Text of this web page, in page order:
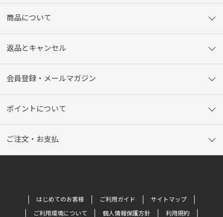
商品について
返品とキャンセル
会員登録・メールマガジン
ポイントについて
ご注文・お支払
はじめてのお客様 ご利用ガイド
サイトマップ
ご利用環境について
個人情報保護方針 利用規約